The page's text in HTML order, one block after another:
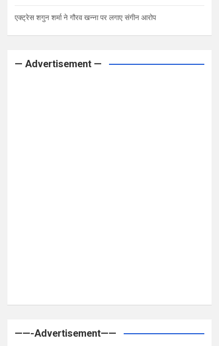
एक्ट्रेस शगुन शर्मा ने गौरव खन्ना पर लगाए संगीन आरोप
— Advertisement —
——-Advertisement——